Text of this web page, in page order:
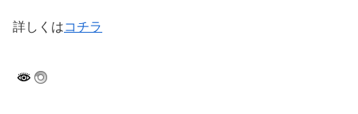
詳しくはコチラ